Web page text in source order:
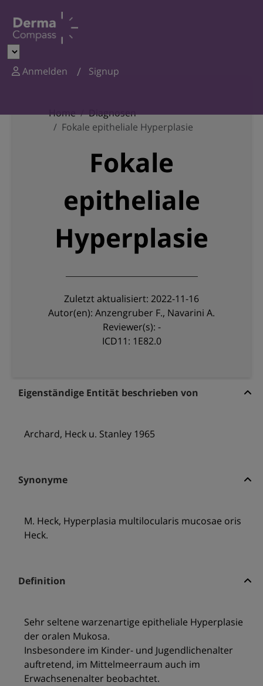
Anmelden Signup
Home
Diagnosen
Fokale epitheliale Hyperplasie
Fokale
epitheliale
Hyperplasie
Zuletzt aktualisiert: 2022-11-16
Autor(en): Anzengruber F., Navarini A.
Reviewer(s): -
ICD11: 1E82.0
Eigenständige Entität beschrieben von
Archard, Heck u. Stanley 1965
Synonyme
M. Heck, Hyperplasia multilocularis mucosae oris
Heck.
Definition
Sehr seltene warzenartige epitheliale Hyperplasie
der oralen Mukosa.
Insbesondere im Kinder- und Jugendlichenalter
auftretend, im Mittelmeerraum auch im
Erwachsenenalter beobachtet.